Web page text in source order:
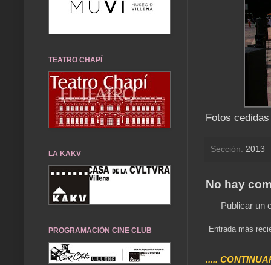
Fotos
Sección: 2013
No hay
Publicar un
Entrada más
.....
TEATRO CHAPÍ
LA KAKV
PROGRAMACIÓN CINE CLUB